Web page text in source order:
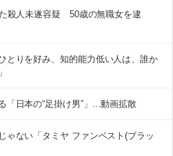
殺人未遂容疑 50歳の無職女を逮
とりを好み、知的能力低い人は、誰か
「日本の“足掛け男”」…動画拡散
ゃない「タミヤ ファンベスト(ブラッ